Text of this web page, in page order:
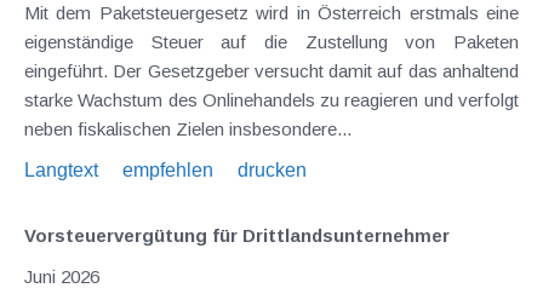
Mit dem Paketsteuergesetz wird in Österreich erstmals eine
eigenständige Steuer auf die Zustellung von Paketen
eingeführt. Der Gesetzgeber versucht damit auf das anhaltend
starke Wachstum des Onlinehandels zu reagieren und verfolgt
neben fiskalischen Zielen insbesondere...
Langtext
empfehlen drucken
Vorsteuervergütung für Drittlandsunternehmer
Juni 2026